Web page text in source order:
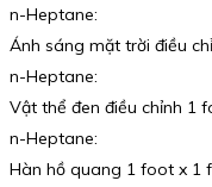
n-Heptane:
Ánh sáng mặt trời điều
n-Heptane:
Vật thể đen điều chỉnh 1
n-Heptane:
Hàn hồ quang 1 foot x 1